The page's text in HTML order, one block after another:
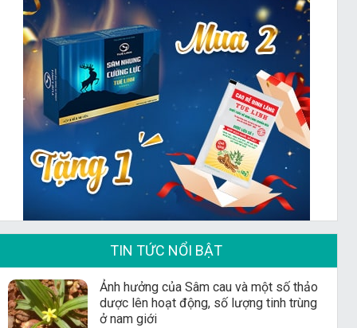
TIN TỨC NỔI BẬT
Ảnh hưởng của Sâm cau và một số thảo
dược lên hoạt động, số lượng tinh trùng
ở nam giới